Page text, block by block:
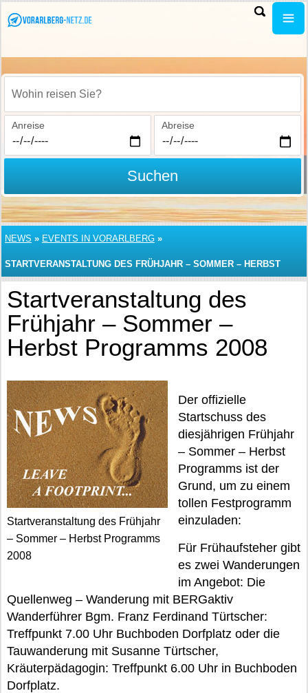
Wohin reisen Sie?
Anreise Abreise
Suchen
NEWS » EVENTS IN VORARLBERG »
STARTVERANSTALTUNG DES FRÜHJAHR – SOMMER – HERBST
PROGRAMMS 2008
Startveranstaltung des
Frühjahr – Sommer –
Herbst Programms 2008
Startveranstaltung des Frühjahr
– Sommer – Herbst Programms
2008
Der offizielle
Startschuss des
diesjährigen Frühjahr
– Sommer – Herbst
Programms ist der
Grund, um zu einem
tollen Festprogramm
einzuladen:
Für Frühaufsteher gibt
es zwei Wanderungen
im Angebot: Die
Quellenweg – Wanderung mit BERGaktiv
Wanderführer Bgm. Franz Ferdinand Türtscher:
Treffpunkt 7.00 Uhr Buchboden Dorfplatz oder die
Tauwanderung mit Susanne Türtscher,
Kräuterpädagogin: Treffpunkt 6.00 Uhr in Buchboden
Dorfplatz.